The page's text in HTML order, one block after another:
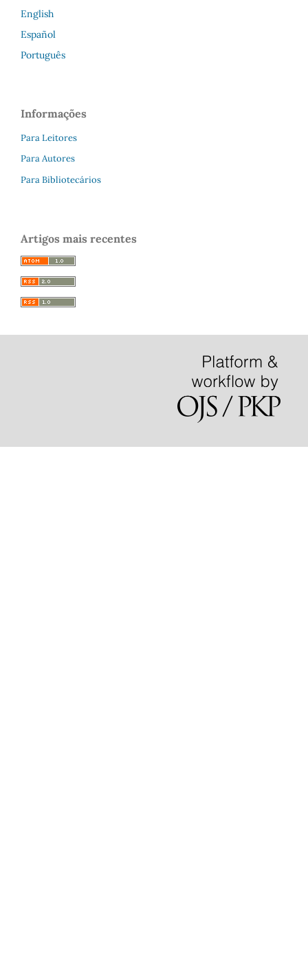
English
Español
Português
Informações
Para Leitores
Para Autores
Para Bibliotecários
Artigos mais recentes